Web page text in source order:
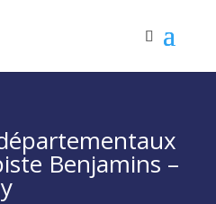
Benjamins –